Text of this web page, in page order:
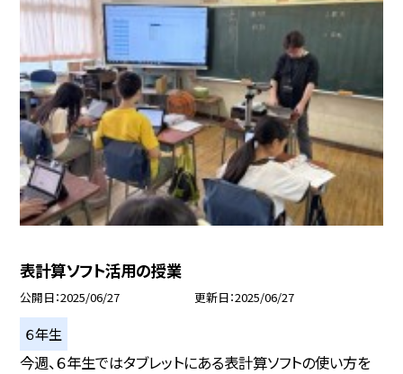
表計算ソフト活用の授業
公開日 2025/06/27 更新日 2025/06/27
６年生
今週、６年生ではタブレットにある表計算ソフトの使い方を